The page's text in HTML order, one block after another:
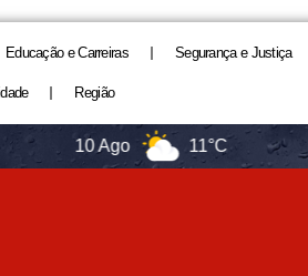
Educação e Carreiras Segurança e Justiça
Região
10 Ago 11°C 11 Ago